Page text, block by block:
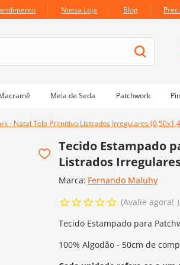
Nossa Loja Blog
Meia de Seda Patchwork
- Natal Tela Primitivo Listrados Irregulares
Tecido Estampado
Listrados
Marca: Fernando Maluhy
Avalie agora!
Tecido Estampado para
100% Algodão - 50cm de